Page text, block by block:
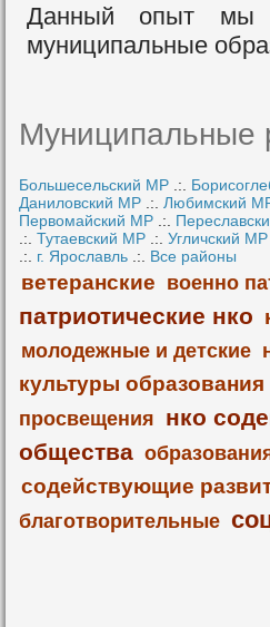
Данный опыт мы
муниципальные
Муниципальные
Большесельский МР .:.
Даниловский МР .:. Любимский
Первомайский МР .:.
.:. Тутаевский МР .:. Угличский МР
.:. г. Ярославль .:. Все районы
ветеранские военно
патриотические нко
молодежные и детские
культуры
просвещения нко
общества
содействующие
благотворительные